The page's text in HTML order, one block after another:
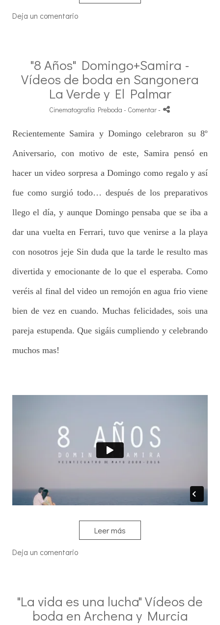
Deja un comentario
"8 Años" Domingo+Samira -
Vídeos de boda en Sangonera
La Verde y El Palmar
Cinematografía Preboda - Comentar-
Recientemente Samira y Domingo celebraron su 8º
Aniversario, con motivo de este, Samira pensó en
hacer un video sorpresa a Domingo como regalo y así
fue como surgió todo… después de los preparativos
llego el día, y aunque Domingo pensaba que se iba a
dar una vuelta en Ferrari, tuvo que venirse a la playa
con nosotros jeje Sin duda que la tarde le resulto mas
divertida y emocionante de lo que el esperaba. Como
veréis al final del video un remojón en agua frio viene
bien de vez en cuando. Muchas felicidades, sois una
pareja estupenda. Que sigáis cumpliendo y celebrando
muchos mas!
Leer más
Deja un comentario
"La vida es una lucha" Vídeos de
boda en Archena y Murcia